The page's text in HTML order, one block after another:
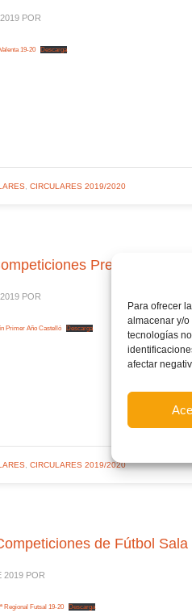
Para ofrecer
almacenar y/
tecnologías
afectar
POR
19-20 Descarga
, CIRCULARES 2019/2020
Prebenjamín
POR
Primer Año Castelló Descarga
, CIRCULARES 2019/2020
de Fútbol Sala
2019 POR
Regional Futsal 19-20 Descarga